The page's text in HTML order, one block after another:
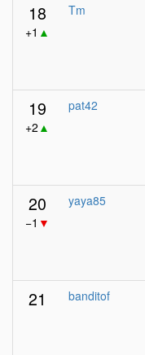
18
+1 ▲
Tm
19
+2 ▲
pat42
20
−1 ▼
yaya85
21 banditof